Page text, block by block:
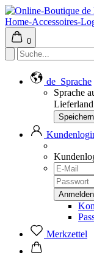
0
de Sprache
Sprache
Lieferland
Merkzettel